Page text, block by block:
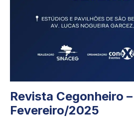
Revista Cegonheiro –
Fevereiro/2025